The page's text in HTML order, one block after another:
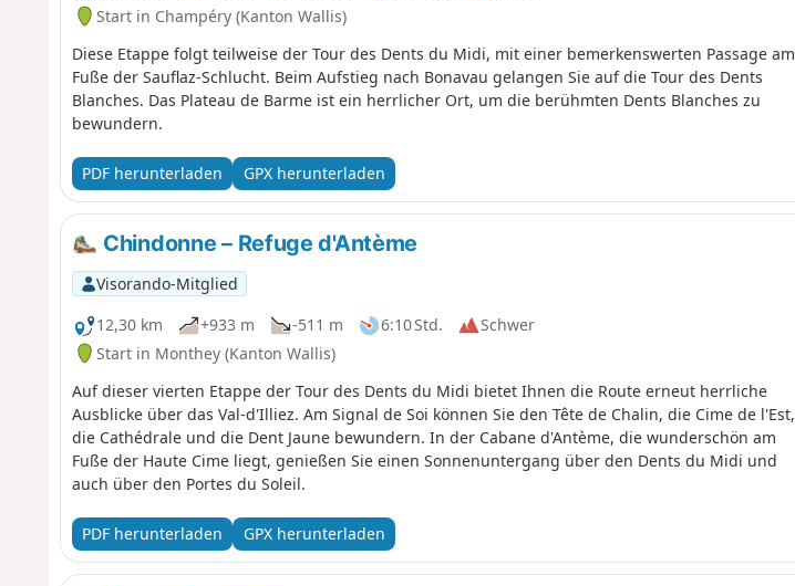
Start in Champéry (Kanton Wallis)
Diese Etappe folgt teilweise der Tour des Dents du Midi, mit einer bemerkenswerten Passage am
Fuße der Sauflaz-Schlucht. Beim Aufstieg nach Bonavau gelangen Sie auf die Tour des Dents
Blanches. Das Plateau de Barme ist ein herrlicher Ort, um die berühmten Dents Blanches zu
bewundern.
PDF herunterladen GPX herunterladen
Chindonne – Refuge d'Antème
Visorando-Mitglied
12,30 km
+933 m -511 m 6:10 Std.
Schwer
Start in Monthey (Kanton Wallis)
Auf dieser vierten Etappe der Tour des Dents du Midi bietet Ihnen die Route erneut herrliche
Ausblicke über das Val-d'Illiez. Am Signal de Soi können Sie den Tête de Chalin, die Cime de l'Est,
die Cathédrale und die Dent Jaune bewundern. In der Cabane d'Antème, die wunderschön am
Fuße der Haute Cime liegt, genießen Sie einen Sonnenuntergang über den Dents du Midi und
auch über den Portes du Soleil.
PDF herunterladen GPX herunterladen